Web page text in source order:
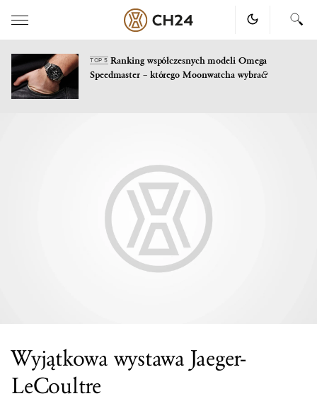
TOP 5Ranking współczesnych modeli Omega
Speedmaster – którego Moonwatcha wybrać?
Wyjątkowa wystawa Jaeger-
LeCoultre